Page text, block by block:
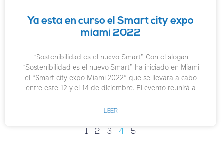
Ya esta en curso el Smart city expo
miami 2022
“Sostenibilidad es el nuevo Smart” Con el slogan
“Sostenibilidad es el nuevo Smart” ha iniciado en Miami
el “Smart city expo Miami 2022” que se llevara a cabo
entre este 12 y el 14 de diciembre. El evento reunirá a
LEER
1 2 3 4 5